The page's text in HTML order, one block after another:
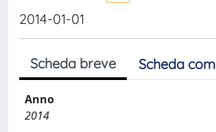
2014-01-01
Scheda breve Scheda
Anno
2014